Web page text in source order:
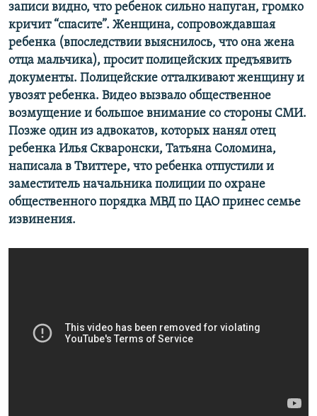
записи видно, что ребенок сильно напуган, громко
кричит “спасите”. Женщина, сопровождавшая
ребенка (впоследствии выяснилось, что она жена
отца мальчика), просит полицейских предъявить
документы. Полицейские отталкивают женщину и
увозят ребенка. Видео вызвало общественное
возмущение и большое внимание со стороны СМИ.
Позже один из адвокатов, которых нанял отец
ребенка Илья Скваронски, Татьяна Соломина,
написала в Твиттере, что ребенка отпустили и
заместитель начальника полиции по охране
общественного порядка МВД по ЦАО принес семье
извинения.